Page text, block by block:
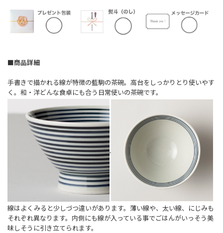
■商品詳細
手書きで描かれる線が特徴の藍駒の茶碗。高台をしっかりとり使いやす
く。和・洋どんな食卓にも合う日常使いの茶碗です。
線はよくみると少しづつ違いがあります。薄い線や、太い線、にじみも
それぞれ異なります。内側にも線が入っている事でごはんがいっそう美
味しそうに引き立てられます。